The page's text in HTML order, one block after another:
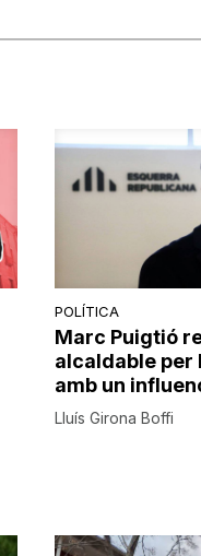
POLÍTICA
Marc Puigtió
alcaldable per
amb un
Lluís Girona Boffi